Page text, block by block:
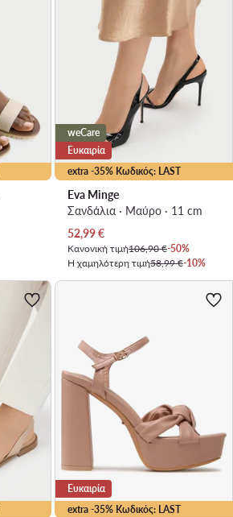
extra -35% Κωδικός: LAST
weCare
Ευκαιρία
Eva Minge
Σανδάλια · Μαύρο · 11 cm
Τρέχουσα τιμή
52,99€
Κανονική τιμή106,90 €-50%
Η χαμηλότερη τιμή58,99 €-10%
extra -35% Κωδικός: LAST
Ευκαιρία